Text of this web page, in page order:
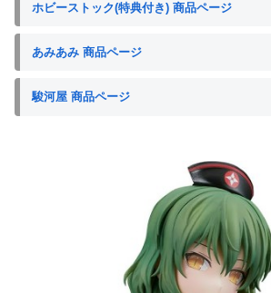
ホビーストック(特典付き) 商品ページ
あみあみ 商品ページ
駿河屋 商品ページ